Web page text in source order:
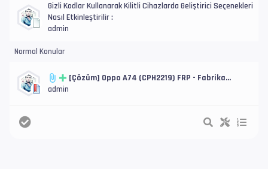
Gizli Kodlar Kullanarak Kilitli Cihazlarda Geliştirici Seçenekleri
Nasıl Etkinleştirilir :
admin
Normal Konular
[Çözüm] Oppo A74 (CPH2219) FRP - Fabrika
admin